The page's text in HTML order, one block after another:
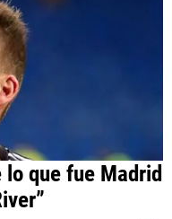
que fue Madrid